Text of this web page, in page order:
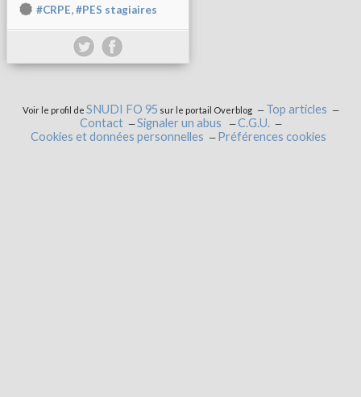
#CRPE,#PES stagiaires
Voir le profil de SNUDI FO 95 sur le portail Overblog
Top articles
Contact
Signaler un abus
C.G.U.
Cookies et données personnelles
Préférences cookies